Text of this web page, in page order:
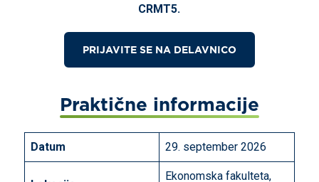
CRMT5.
PRIJAVITE SE NA DELAVNICO
Praktične informacije
Datum 29. september 2026
Ekonomska fakulteta,